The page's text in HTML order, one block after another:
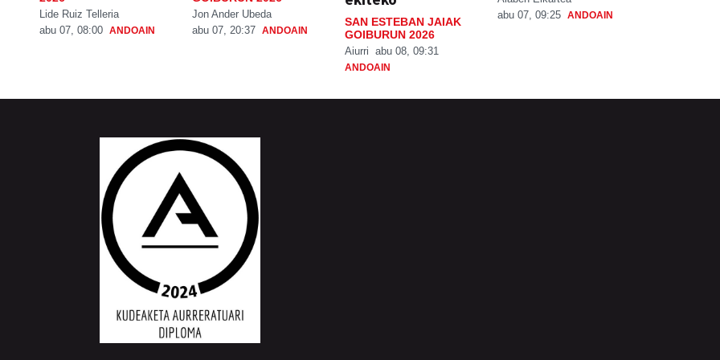
Lide Ruiz Telleria
abu 07, 08:00 ANDOAIN
Jon Ander Ubeda
abu 07, 20:37 ANDOAIN
SAN ESTEBAN JAIAK
GOIBURUN 2026
Aiurri abu 08, 09:31
ANDOAIN
abu 07, 09:25 ANDOAIN